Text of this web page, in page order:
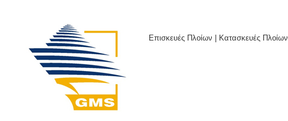
Επισκευές Πλοίων | Κατασκευές Πλοίων